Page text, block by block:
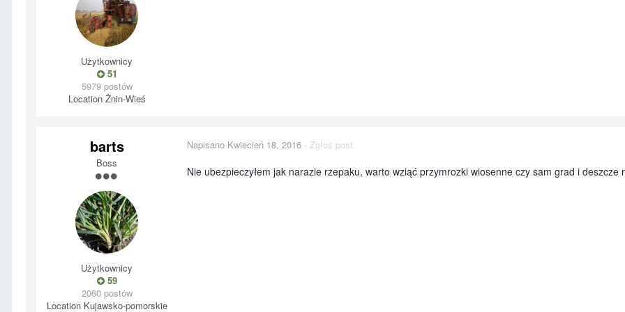
Użytkownicy
51
5979 postów
LocationŻnin-Wieś
barts
Boss
Użytkownicy
59
2060 postów
LocationKujawsko-pomorskie
Napisano Kwiecień 18, 2016 · Zgłoś post
Nie ubezpieczyłem jak narazie rzepaku, warto wziąć przymrozki wiosenne czy sam grad i deszcze